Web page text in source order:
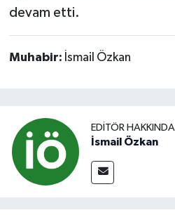
devam etti.
Muhabir: İsmail Özkan
EDITÖR HAKKINDA
İsmail Özkan